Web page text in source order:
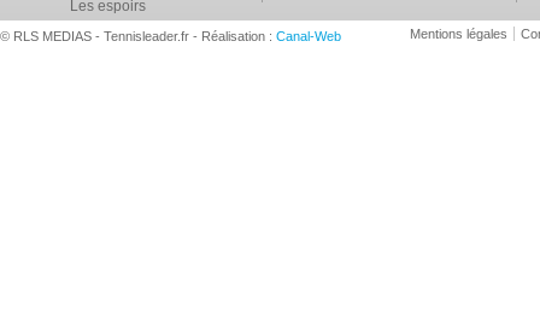
Les espoirs
© RLS MEDIAS - Tennisleader.fr - Réalisation : Canal-Web Mentions légales